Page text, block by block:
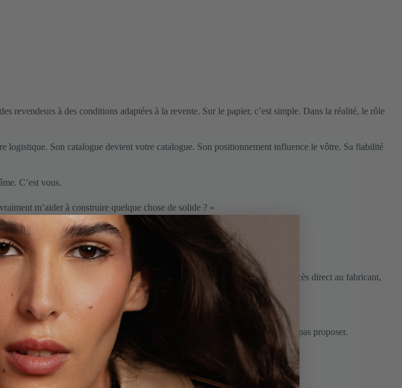
revendeurs à des conditions adaptées à la revente. Sur le papier, c’est simple. Dans la réalité, le rôle
logistique. Son catalogue devient votre catalogue. Son positionnement influence le vôtre. Sa fiabilité
C’est vous.
m’aider à construire quelque chose de solide ? »
en exclusivité sur un territoire défini.
de revendeurs sélectionnés. C’est ce modèle qui offre le plus de valeur. Accès direct au fabricant,
des livraisons fiables et des références que vos concurrents ne peuvent pas proposer.
durée.